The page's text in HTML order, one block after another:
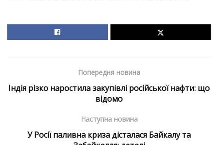
Попередня новина
Індія різко наростила закупівлі російської нафти: що
відомо
Наступна новина
У Росії паливна криза дісталася Байкалу та